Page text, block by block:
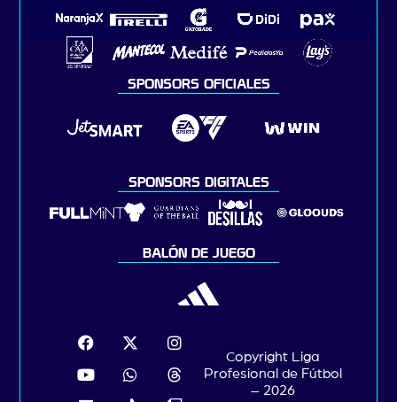
SPONSORS OFICIALES
SPONSORS DIGITALES
BALÓN DE JUEGO
Copyright Liga
Profesional de Fútbol
– 2026